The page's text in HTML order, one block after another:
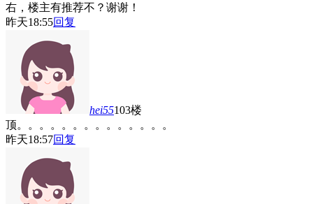
右，楼主有推荐不？谢谢！
昨天18:55回复
hei55103楼
顶。。。。。。。。。。。。。。
昨天18:57回复